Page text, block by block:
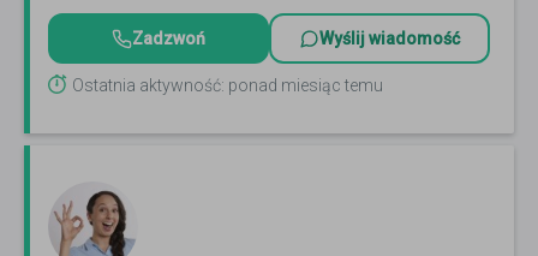
Zadzwoń Wyślij wiadomość
Ostatnia aktywność: ponad miesiąc temu